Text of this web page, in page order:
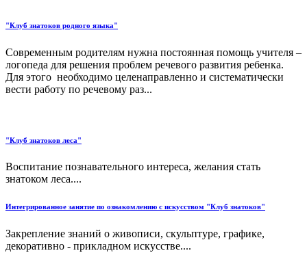
"Клуб знатоков родного языка"
Современным родителям нужна постоянная помощь учителя –
логопеда для решения проблем речевого развития ребенка.
Для этого необходимо целенаправленно и систематически
вести работу по речевому раз...
"Клуб знатоков леса"
Воспитание познавательного интереса, желания стать
знатоком леса....
Интегрированное занятие по ознакомлению с искусством "Клуб знатоков"
Закрепление знаний о живописи, скульптуре, графике,
декоративно - прикладном искусстве....